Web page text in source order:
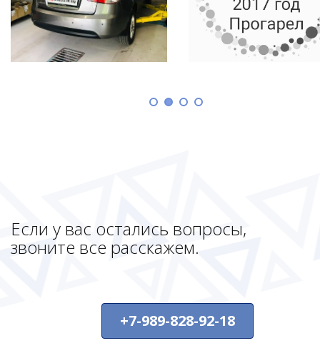
Если у вас остались вопросы,
звоните все расскажем.
+7-989-828-92-18